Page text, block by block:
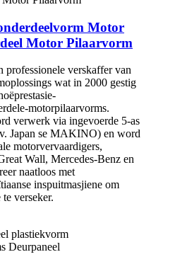
Motor
Motor Pilaarvorm
professionele verskaffer van
wat in 2000 gestig
motorpilaarvorms.
verwerk via ingevoerde 5-as
Japan se MAKINO) en word
motorvervaardigers,
Wall, Mercedes-Benz en
naatloos met
inspuitmasjiene om
verseker.